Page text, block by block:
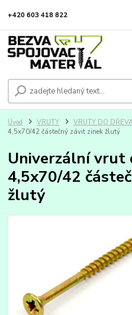
+420 603 418 822
Úvod VRUTY VRUTY DO
4,5x70/42 částečný závit zinek žlutý
Univerzální vrut
4,5x70/42
žlutý